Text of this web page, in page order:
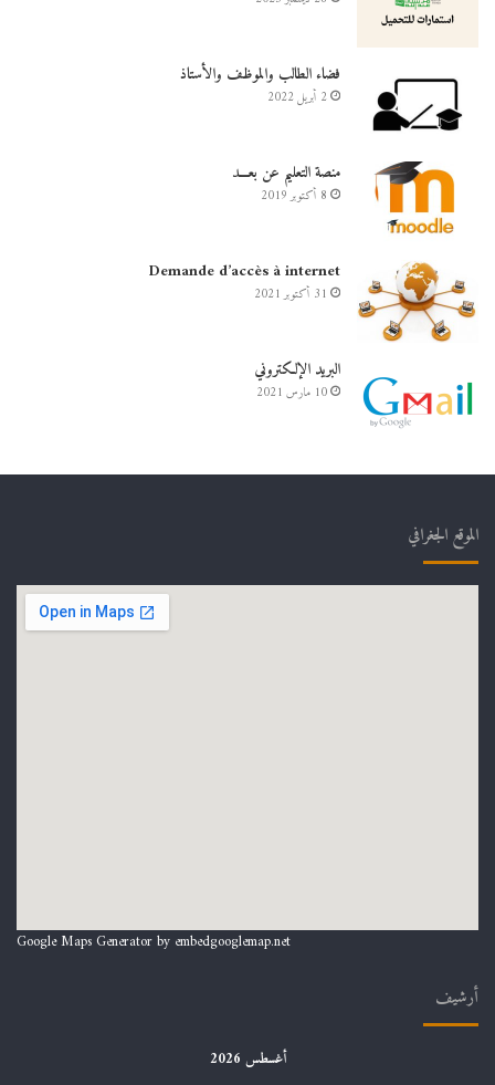
فضاء الطالب والموظف والأستاذ
2 أبريل 2022
منصة التعليم عن بعـــد
8 أكتوبر 2019
Demande d’accès à internet
31 أكتوبر 2021
البريد الإلكتروني
10 مارس 2021
الموقع الجغرافي
Google Maps Generator by embedgooglemap.net
أرشيف
أغسطس 2026